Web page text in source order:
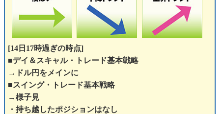
[14日17時過ぎの時点]
■デイ＆スキャル・トレード基本戦略
→ドル円をメインに
■スイング・トレード基本戦略
→様子見
・持ち越したポジションはなし